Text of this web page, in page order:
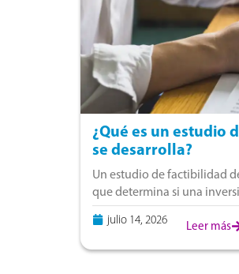
¿Qué es un estudio
se desarrolla?
Un estudio de factibilidad
que determina si una
Perú, corresponde a la fase
julio 14, 2026 Leer más